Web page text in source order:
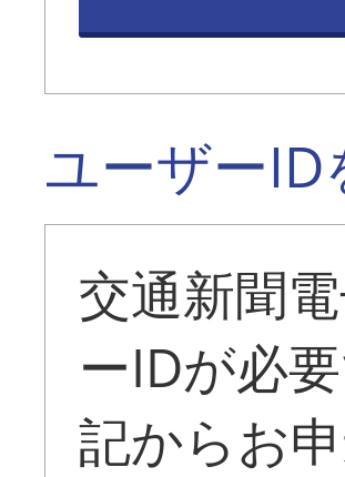
ユーザー
交通新聞
ーIDが必
記からお